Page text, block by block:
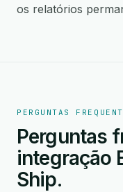
os relatórios
PERGUNTAS
Perguntas
integração
Ship.